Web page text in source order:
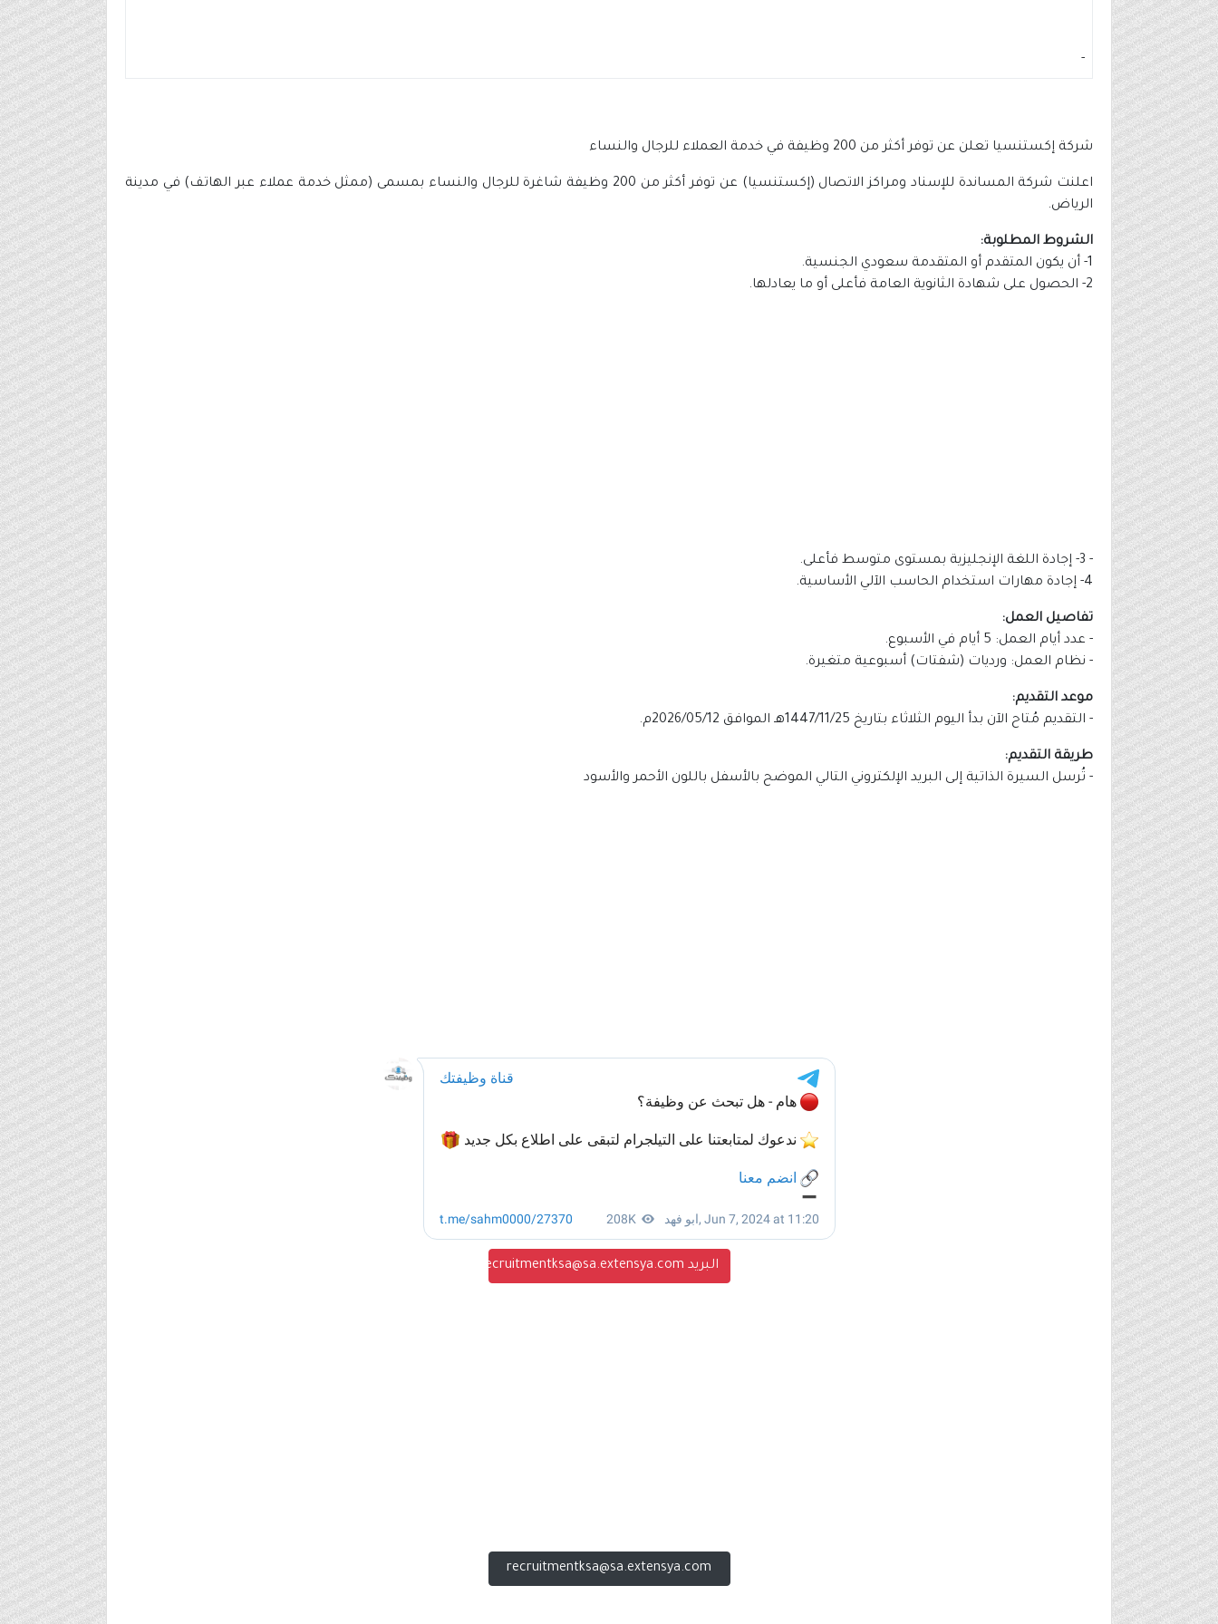
-
شركة إكستنسيا تعلن عن توفر أكثر من 200 وظيفة في خدمة العملاء للرجال والنساء
اعلنت شركة المساندة للإسناد ومراكز الاتصال (إكستنسيا) عن توفر أكثر من 200 وظيفة شاغرة للرجال والنساء بمسمى (ممثل خدمة عملاء عبر الهاتف) في مدينة
الرياض.
الشروط المطلوبة:
1- أن يكون المتقدم أو المتقدمة سعودي الجنسية.
2- الحصول على شهادة الثانوية العامة فأعلى أو ما يعادلها.
- 3- إجادة اللغة الإنجليزية بمستوى متوسط فأعلى.
4- إجادة مهارات استخدام الحاسب الآلي الأساسية.
تفاصيل العمل:
- عدد أيام العمل: 5 أيام في الأسبوع.
- نظام العمل: ورديات (شفتات) أسبوعية متغيرة.
موعد التقديم:
- التقديم مُتاح الآن بدأ اليوم الثلاثاء بتاريخ 1447/11/25هـ الموافق 2026/05/12م.
طريقة التقديم:
- تُرسل السيرة الذاتية إلى البريد الإلكتروني التالي الموضح بالأسفل باللون الأحمر والأسود
البريد recruitmentksa@sa.extensya.com
recruitmentksa@sa.extensya.com